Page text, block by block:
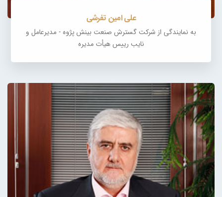
علی امین تفرشی
به نمایندگی از شرکت گسترش صنعت بینش پژوه - مدیرعامل و
نایب رییس هیأت‌ مدیره